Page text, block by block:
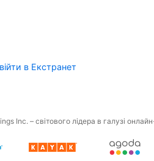
в Екстранет
Inc. – світового лідера в галузі